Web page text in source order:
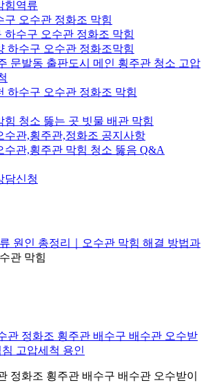
힘역류
구 오수관 정화조 막힘
하수구 오수관 정화조 막힘
하수구 오수관 정화조막힘
문발동 출판도시 메인 횡주관 청소 고압
하수구 오수관 정화조 막힘
힘 청소 뚫는 곳 빗물 배관 막힘
수관,횡주관,정화조 공지사항
수관,횡주관 막힘 청소 뚫음 Q&A
담신청
원인 총정리｜오수관 막힘 해결 방법과
관 막힘
정화조 횡주관 배수구 배수관 오수받이